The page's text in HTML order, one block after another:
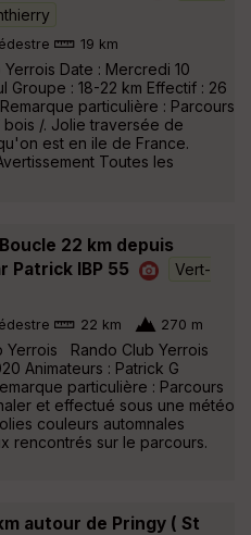
19 km
Date : Mercredi 10
Groupe : 18-22 km Effectif : 26
particulière : Parcours
/. Jolie traversée de
est en ile de France.
Toutes les
22 km depuis
Patrick IBP 55
Vert-
22 km 270 m
Yerrois Rando Club Yerrois
Animateurs : Patrick G
particulière : Parcours
et effectué sous une météo
couleurs automnales
rencontrés sur le parcours.
autour de Pringy ( St